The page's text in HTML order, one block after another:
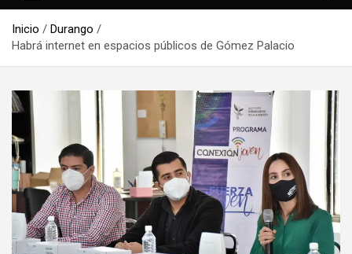
Inicio
Durango
Habrá internet en espacios públicos de Gómez Palacio